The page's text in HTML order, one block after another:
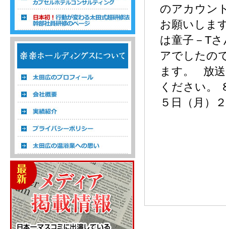
温浴経営コンサルタント 株式会社楽楽ホ
のアカウン
お願いしま
は童子－T
アでしたの
ます。 放送
ください。
５日（月）